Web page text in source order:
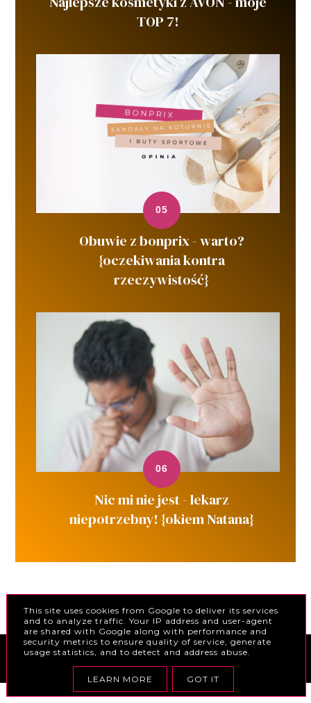
TOP 7!
Obuwie z bonprix - warto?
{oczekiwania kontra
rzeczywistość}
Nic mi nie jest - lekarz
niepotrzebny! {okiem Natana}
COPYRIGHT ©PIĘKNIEJSZA STRONA | W POSZUKIWANIU
PIĘKNA - DAWNE PASJE KAROLINY
BLOG DESIGN:KAROGRAFIA.PL
This site uses cookies from Google to deliver its services
and to analyze traffic. Your IP address and user-agent
are shared with Google along with performance and
security metrics to ensure quality of service, generate
usage statistics, and to detect and address abuse.
LEARN MORE GOT IT